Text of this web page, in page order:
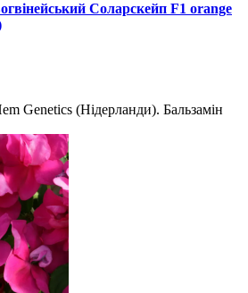
Соларскейп F1 orange
Genetics (Нідерланди). Бальзамін